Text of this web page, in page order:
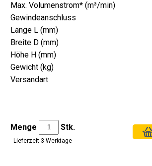
Max. Volumenstrom* (m³/min)
Gewindeanschluss
Länge L (mm)
Breite D (mm)
Höhe H (mm)
Gewicht (kg)
Versandart
Menge Stk.
Lieferzeit 3 Werktage